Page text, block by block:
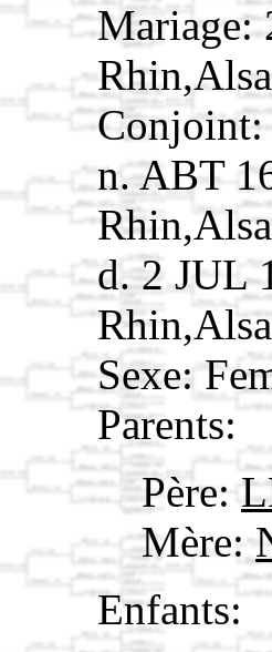
Mariage:
Conjoint:
n. ABT
d. 2 JUL
Sexe:
Parents:
Père:
Mère:
Enfants: